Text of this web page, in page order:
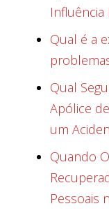
Influência
Qual é a
Qual
Apólice
um
Quando
Pessoais